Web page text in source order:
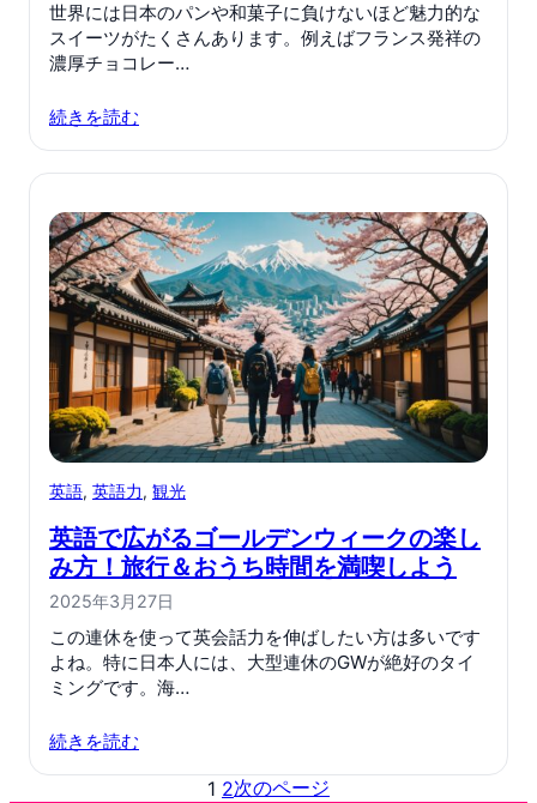
世界には日本のパンや和菓子に負けないほど魅力的な
スイーツがたくさんあります。例えばフランス発祥の
濃厚チョコレー…
続きを読む
英語, 英語力, 観光
英語で広がるゴールデンウィークの楽し
み方！旅行＆おうち時間を満喫しよう
2025年3月27日
この連休を使って英会話力を伸ばしたい方は多いです
よね。特に日本人には、大型連休のGWが絶好のタイ
ミングです。海…
続きを読む
1 2次のページ